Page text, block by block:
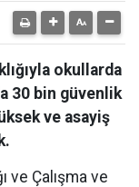
okullarda
30 bin güvenlik
ve asayiş
ve Çalışma ve